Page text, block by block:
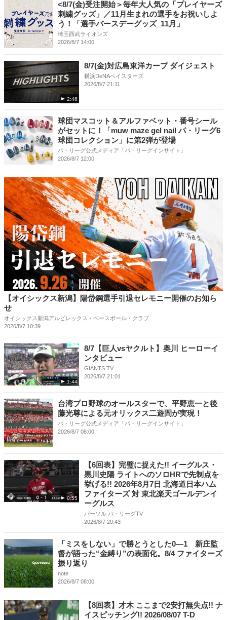
<8/7(金)受注開始＞毎年大人気の「プレイヤーズ
刺繍グッズ」／11月生まれの選手をお祝いしよ
う！「選手バースデーグッズ_11月」
埼玉西武ライオンズ
2026/8/7 14:00
2:46
8/7(金)対広島東洋カープ ダイジェスト
横浜DeNAベイスターズ
2026/8/7 21:11
球団マスコット＆アルファベット・番号シール
がセットに！「muw maze gel nail パ・リーグ6
球団コレクション」に第2弾が登場
パ・リーグ公式メディア「パ・リーグインサイト」
2026/8/7 12:00
【オイシックス新潟】陽岱鋼選手引退セレモニー開催のお知ら
せ
オイシックス新潟アルビレックス・ベースボール・クラブ
2026/8/7 10:39
1:44
8/7【巨人vsヤクルト】奥川 ヒーローイ
ンタビュー
GIANTS TV
2026/8/7 21:01
台湾プロ野球のオールスターで、平野恵一と後
藤光尊による元オリックス二遊間が実現！
パ・リーグ公式メディア「パ・リーグインサイト」
2026/8/7 08:00
0:55
【6回表】完璧に捉えた!! イーグルス・
黒川史陽 ライトへのソロHRで先制点を
挙げる!! 2026年8月7日 北海道日本ハム
ファイターズ 対 東北楽天ゴールデンイ
ーグルス
パーソル パ・リーグTV
2026/8/7 20:43
「ミスをしない」で勝とうとした0―1 新庄監
督が語った“金縛り”の表面化。8/4 ファイターズ
振り返り
note
2026/8/7 08:00
【8回表】才木 ここまで2安打無失点!! ナ
イスピッチング!! 2026/08/07 T-D